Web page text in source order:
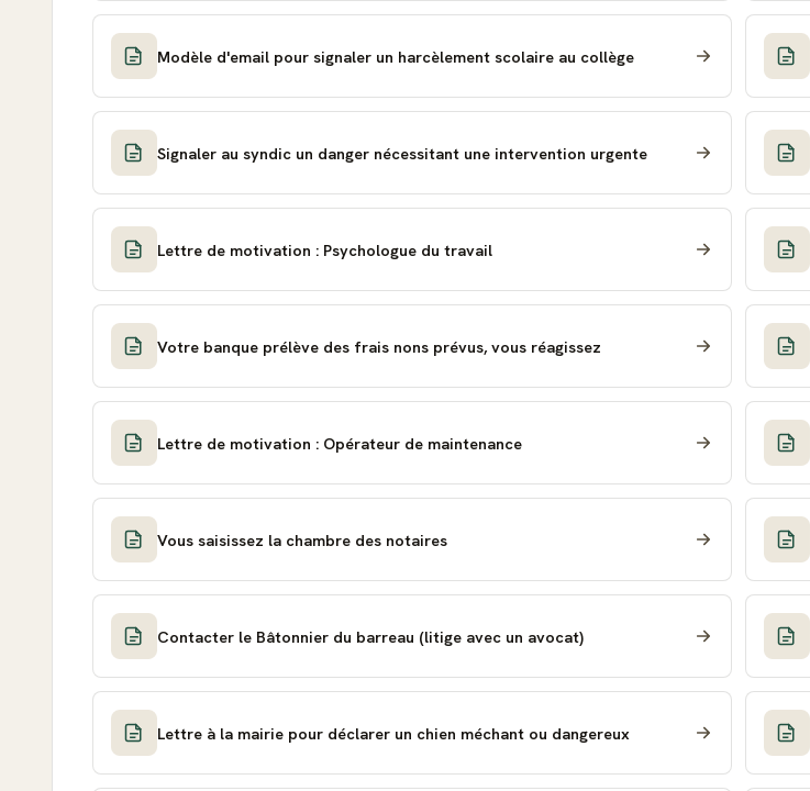
Modèle d'email pour signaler un harcèlement scolaire au collège
Signaler au syndic un danger nécessitant une intervention urgente
Lettre de motivation : Psychologue du travail
Votre banque prélève des frais nons prévus, vous réagissez
Lettre de motivation : Opérateur de maintenance
Vous saisissez la chambre des notaires
Contacter le Bâtonnier du barreau (litige avec un avocat)
Lettre à la mairie pour déclarer un chien méchant ou dangereux